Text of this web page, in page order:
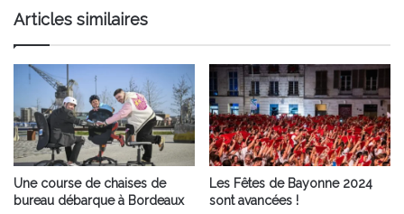
?
Articles similaires
Une course de chaises de
bureau débarque à Bordeaux
Les Fêtes de Bayonne 2024
sont avancées !